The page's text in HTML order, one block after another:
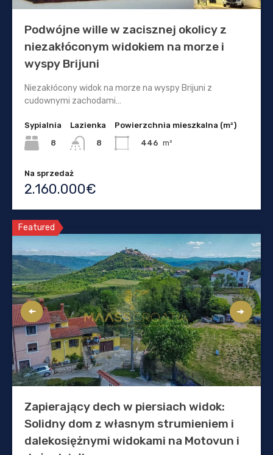
Podwójne wille w zacisznej okolicy z
niezakłóconym widokiem na morze i
wyspy Brijuni
Niezakłócony widok na morze na wyspy Brijuni z
cudownymi zachodami…
Sypialnia
8
Lazienka
8
Powierzchnia mieszkalna (m²)
446 m²
Na sprzedaż
2.160.000€
Featured
Zapierający dech w piersiach widok:
Solidny dom z własnym strumieniem i
dalekosiężnymi widokami na Motovun i